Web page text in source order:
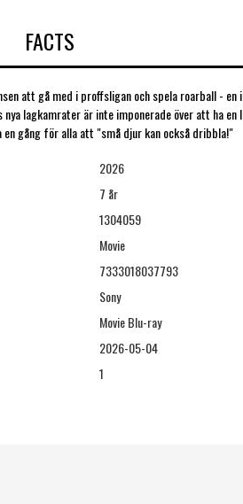
FACTS
att gå med i proffsligan och spela roarball - en
lagkamrater är inte imponerade över att ha
gång för alla att "små djur kan också dribbla!"
2026
7 år
1304059
Movie
7333018037793
Sony
Movie Blu-ray
2026-05-04
1